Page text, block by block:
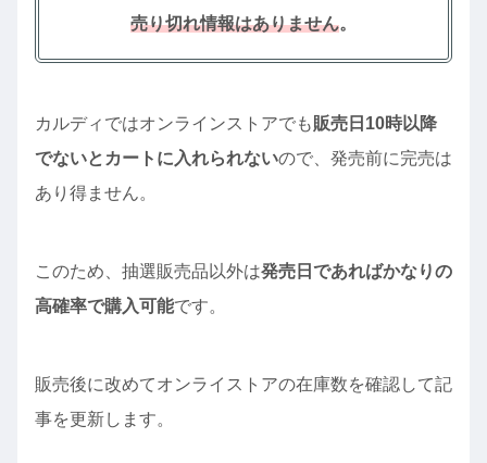
売り切れ情報はありません。
カルディではオンラインストアでも販売日10時以降
でないとカートに入れられないので、発売前に完売は
あり得ません。
このため、抽選販売品以外は発売日であればかなりの
高確率で購入可能です。
販売後に改めてオンライストアの在庫数を確認して記
事を更新します。